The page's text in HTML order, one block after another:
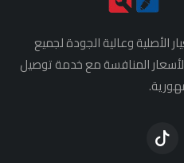
وعالية الجودة لجميع
المنافسة مع خدمة توصيل